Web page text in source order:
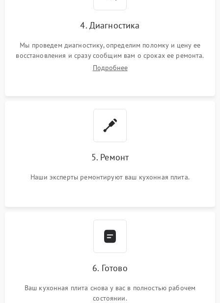
4. Диагностика
Мы проведем диагностику, определим поломку и цену ее
восстановления и сразу сообщим вам о сроках ее ремонта.
Подробнее
5. Ремонт
Наши эксперты ремонтируют ваш кухонная плита.
6. Готово
Ваш кухонная плита снова у вас в полностью рабочем
состоянии.